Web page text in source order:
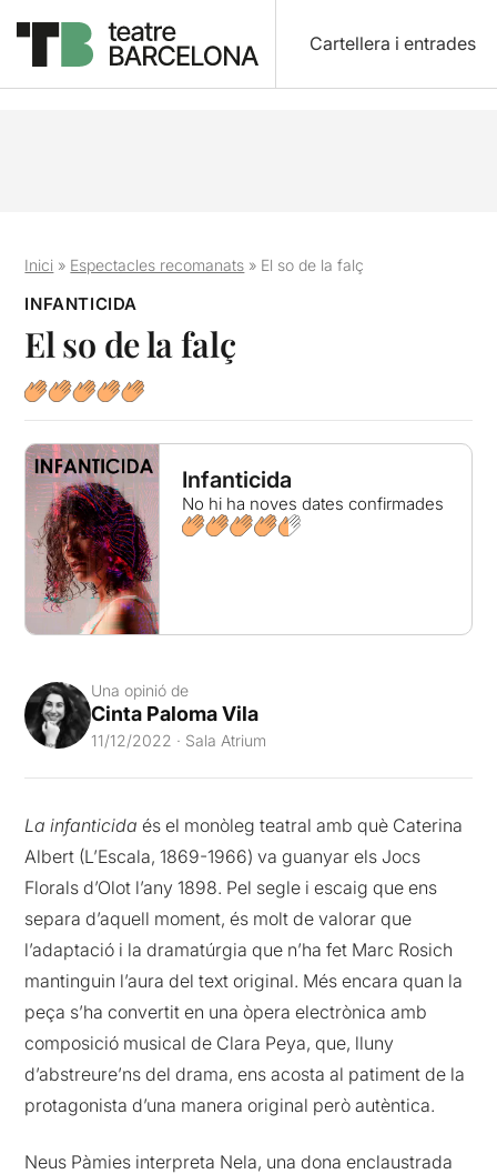
Cartellera i entrades
Inici » Espectacles recomanats » El so de la falç
INFANTICIDA
El so de la falç
Infanticida
No hi ha noves dates confirmades
Una opinió de
Cinta Paloma Vila
11/12/2022 · Sala Atrium
La infanticida és el monòleg teatral amb què Caterina
Albert (L’Escala, 1869-1966) va guanyar els Jocs
Florals d’Olot l’any 1898. Pel segle i escaig que ens
separa d’aquell moment, és molt de valorar que
l’adaptació i la dramatúrgia que n’ha fet Marc Rosich
mantinguin l’aura del text original. Més encara quan la
peça s’ha convertit en una òpera electrònica amb
composició musical de Clara Peya, que, lluny
d’abstreure’ns del drama, ens acosta al patiment de la
protagonista d’una manera original però autèntica.
Neus Pàmies interpreta Nela, una dona enclaustrada